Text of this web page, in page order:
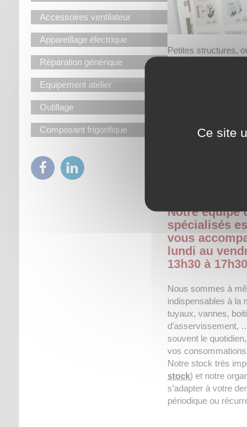
Accessoires ventilateur
Appareillage électrique
Réparation générique
Equipement atelier
Outillage
Composant frigorifique
Petites structures,
êtes nos clients
Que vous soyez
pompage ou de
distributeurs de
bricolage, ou
Notre équipe
spécialisés
vous
lundi au
13h30 à
Nous sommes à
indispensables à la
tuyaux, vannes,
d’asservissement,
souvent le
vos
Notre stock très
stock) et notre
s’adapter à votre
périodique ou
Ce site